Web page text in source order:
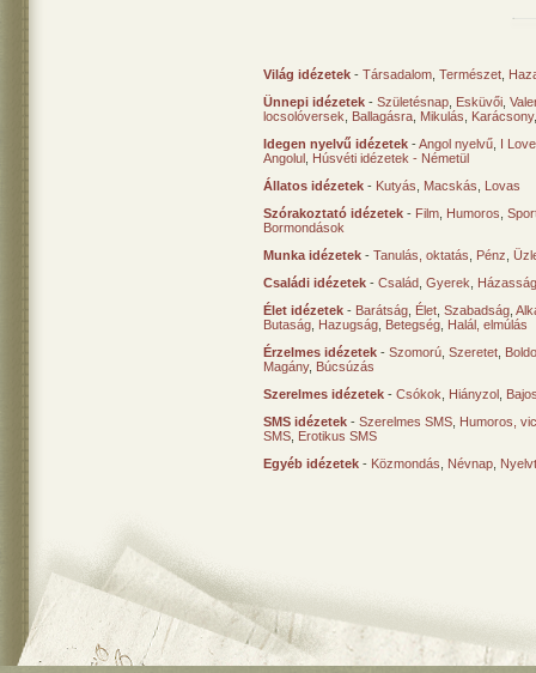
Világ idézetek - Társadalom Természet
Ünnepi idézetek - Születésnap Esküvői
locsolóversek
Ballagásra Mikulás Karácsony
Idegen nyelvű idézetek -Angol nyelvű I
Angolul Húsvéti idézetek - Németül
Állatos idézetek - Kutyás Macskás
Lovas
Szórakoztató idézetek - Film Humoros
Bormondások
Munka idézetek - Tanulás, oktatás Pénz
Családi idézetek - Család Gyerek
Élet idézetek - Barátság Élet Szabadság
Butaság Hazugság Betegség Halál, elmúlás
Érzelmes idézetek - Szomorú Szeretet
Magány, Búcsúzás
Szerelmes idézetek - Csókok Hiányzol
SMS idézetek - Szerelmes SMS Humoros,
SMS Erotikus SMS
Egyéb idézetek - Közmondás Névnap